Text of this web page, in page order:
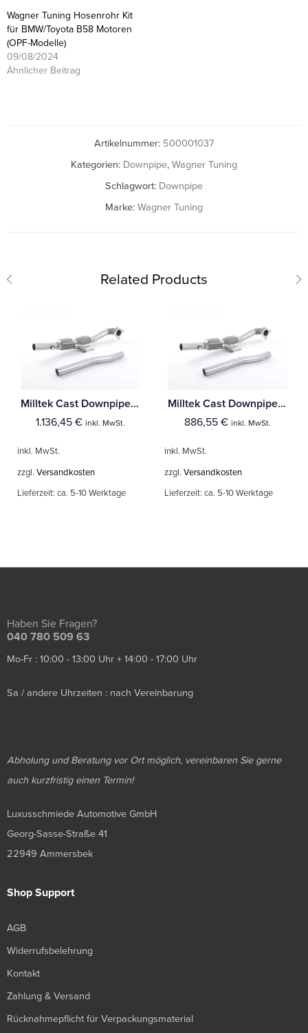
Wagner Tuning Hosenrohr Kit
für BMW/Toyota B58 Motoren
(OPF-Modelle)
09/08/2024
Ähnlicher Beitrag
Artikelnummer: 500001037
Kategorien: Downpipe, Wagner Tuning
Schlagwort: Downpipe
Marke: Wagner Tuning
Related Products
Milltek Cast Downpipe with HJS High Flow Sports Cat Audi A3 2.0T FSI 2WD 5-Türer Sportback
1.136,45 € inkl. MwSt.
inkl. MwSt.
zzgl. Versandkosten
Lieferzeit: ca. 5-10 Werktage
Milltek Cast Downpipe with Race Cat Audi A3 2.0T FSI 2WD 5-Türer Sportback
886,55 € inkl. MwSt.
inkl. MwSt.
zzgl. Versandkosten
Lieferzeit: ca. 5-10 Werktage
Haben Sie Fragen?
040 780 509 63
Mo-Fr : 10:00 - 13:00 Uhr + 14:00 - 17:00 Uhr
Sa / andere Uhrzeiten : nach Vereinbarung
Abholung und Beratung vor Ort möglich, vereinbaren Sie gerne
auch kurzfristig einen Termin!
Luxusschmiede Automotive GmbH
Georg-Sasse-Straße 41
22949 Ammersbek
Shop Support
AGB
Widerrufsbelehrung
Kontakt
Zahlung & Versand
Rücknahmepflicht für Verpackungsmaterial